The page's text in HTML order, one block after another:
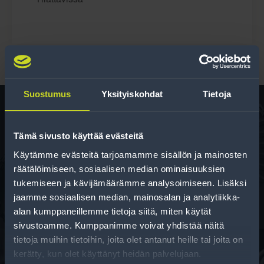
Suostumus Yksityiskohdat Tietoja
Tämä sivusto käyttää evästeitä
Käytämme evästeitä tarjoamamme sisällön ja mainosten
räätälöimiseen, sosiaalisen median ominaisuuksien
tukemiseen ja kävijämäärämme analysoimiseen. Lisäksi
jaamme sosiaalisen median, mainosalan ja analytiikka-
alan kumppaneillemme tietoja siitä, miten käytät
sivustoamme. Kumppanimme voivat yhdistää näitä
tietoja muihin tietoihin, joita olet antanut heille tai joita on
kerätty, kun olet käyttänyt heidän palvelujaan.
Rengas­laskuri
Auttaa sinua valitsemaan oikean kokoisen renkaan,
kun vaihdat rengaskokoa.